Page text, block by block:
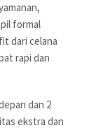
formal
dari celana
rapi dan
dan 2
ekstra dan